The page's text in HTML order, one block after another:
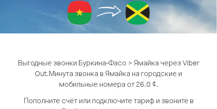
Выгодные звонки Буркина-Фасо > Ямайка через Viber
Out.Минута звонка в Ямайка на городские и
мобильные номера от 26.0 ¢.
Пополните счёт или подключите тариф и звоните в